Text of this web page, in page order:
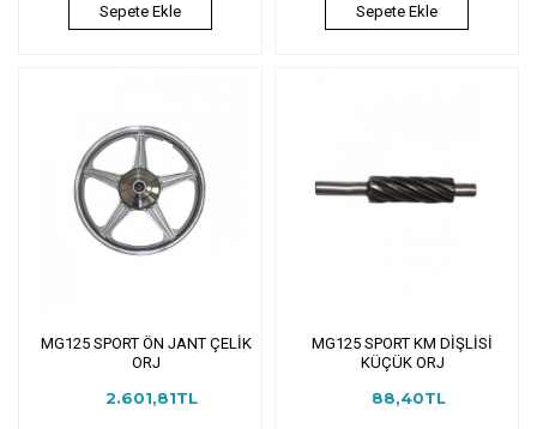
Sepete Ekle Sepete Ekle
MG125 SPORT ÖN JANT ÇELİK
ORJ
2.601,81TL
MG125 SPORT KM DİŞLİSİ
KÜÇÜK ORJ
88,40TL